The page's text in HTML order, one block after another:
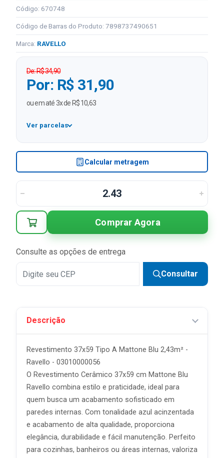
Código: 670748
Código de Barras do Produto: 7898737490651
Marca: RAVELLO
De: R$ 34,90
Por: R$ 31,90
ou em até 3x de R$ 10,63
Ver parcelas
1x R$ 31,90
R$ 15,95 sem juros
3x R$ 10,63 sem juros
Calcular metragem
Comprar Agora
Consulte as opções de entrega
Consultar
Descrição
Revestimento 37x59 Tipo A Mattone Blu 2,43m² -
Ravello - 03010000056
O Revestimento Cerâmico 37x59 cm Mattone Blu
Ravello combina estilo e praticidade, ideal para
quem busca um acabamento sofisticado em
paredes internas. Com tonalidade azul acinzentada
e acabamento de alta qualidade, proporciona
elegância, durabilidade e fácil manutenção. Perfeito
para cozinhas, banheiros ou áreas internas, valoriza